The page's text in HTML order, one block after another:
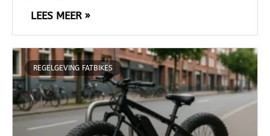
LEES MEER »
REGELGEVING FATBIKES